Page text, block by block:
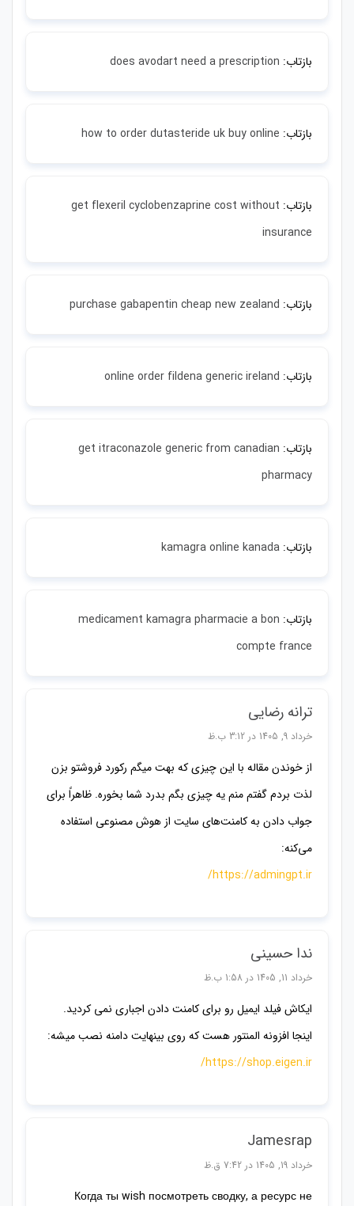
بازتاب: does avodart need a prescription
بازتاب: how to order dutasteride uk buy online
بازتاب: get flexeril cyclobenzaprine cost without
insurance
بازتاب: purchase gabapentin cheap new zealand
بازتاب: online order fildena generic ireland
بازتاب: get itraconazole generic from canadian
pharmacy
بازتاب: kamagra online kanada
بازتاب: medicament kamagra pharmacie a bon
compte france
ترانه رضایی
خرداد 9, 1405 در 3:12 ب.ظ
از خوندن مقاله با این چیزی که بهت میگم رکورد فروشتو بزن
لذت بردم گفتم منم یه چیزی بگم بدرد شما بخوره. ظاهراً برای
جواب دادن به کامنت‌های سایت از هوش مصنوعی استفاده
می‌کنه:
https://admingpt.ir/
ندا حسینی
خرداد 11, 1405 در 1:58 ب.ظ
ایکاش فیلد ایمیل رو برای کامنت دادن اجباری نمی کردید.
اینجا افزونه المنتور هست که روی بینهایت دامنه نصب میشه:
https://shop.eigen.ir/
Jamesrap
خرداد 19, 1405 در 7:42 ق.ظ
Когда ты wish посмотреть сводку, а ресурс не